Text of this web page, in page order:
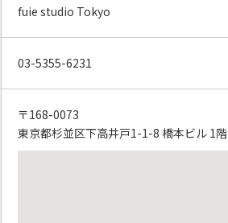
fuie studio Tokyo
03-5355-6231
〒168-0073
東京都杉並区下高井戸1-1-8 橋本ビル 1階